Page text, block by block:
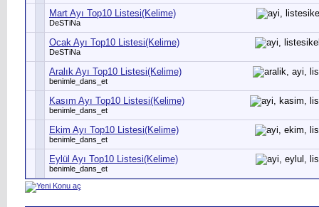
Mart Ayı Top10 Listesi(Kelime)
DeSTiNa
Ocak Ayı Top10 Listesi(Kelime)
DeSTiNa
Aralık Ayı Top10 Listesi(Kelime)
benimle_dans_et
Kasım Ayı Top10 Listesi(Kelime)
benimle_dans_et
Ekim Ayı Top10 Listesi(Kelime)
benimle_dans_et
Eylül Ayı Top10 Listesi(Kelime)
benimle_dans_et